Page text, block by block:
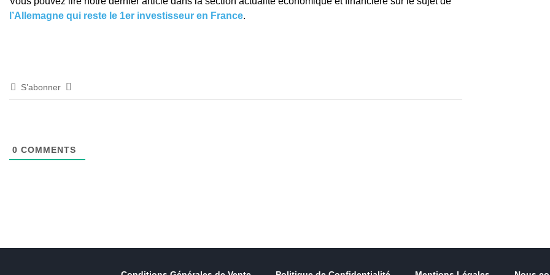
l’Allemagne qui reste le 1er investisseur en France.
S’abonner
0 COMMENTS